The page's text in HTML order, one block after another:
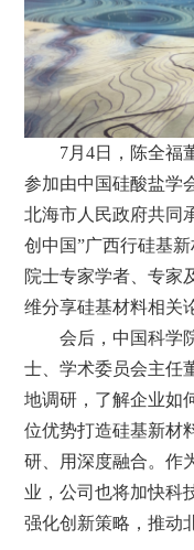
7月4日，陈全福
参加由中国硅酸盐学
北海市人民政府共同
创中国”广西行硅基
院士专家学者、专家
维分享硅基材料相关
会后，中国科学
士、学术委员会主任
地调研，了解企业如
位优势打造硅基新材
研、用深度融合。作
业，公司也将加快科
强化创新策略，推动